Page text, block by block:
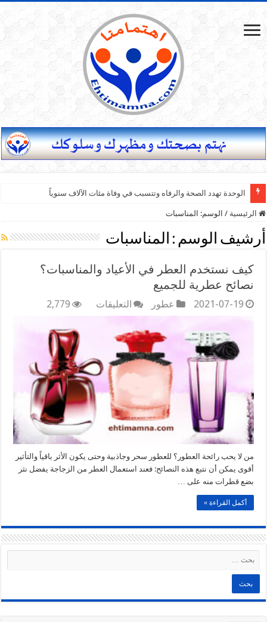
الوحدة تهدد الصحة والرفاه وتتسبب في وفاة مئات الآلاف سنوياً
الرئيسية / الوسم: المناسبات
أرشيف الوسم : المناسبات
كيف نستخدم العطر في الأعياد والمناسبات؟
نصائح عطرية للجميع
2021-07-19 عطور التعليقات على
نستخدم
العطر
الأعياد
والمناسبات؟
نصائح
عطرية
للجميع
مغلقة
2,779
من لا يحب رائحة العطور؟ للعطور سحر وجاذبية وحتى يكون الأثر باقياً والتأثير
أقوى يمكن أن نتبع هذه النصائح: فعند استعمال العطر من الزجاجة يفضل نثر
بضع قطرات منه على …
أكمل القراءة »